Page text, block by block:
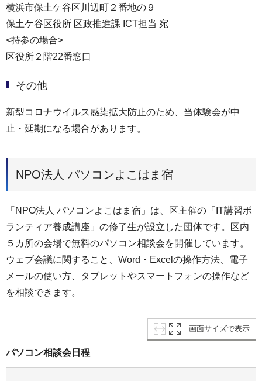
横浜市保土ケ谷区川辺町２番地の９
保土ケ谷区役所 区政推進課 ICT担当 宛
<持参の場合>
区役所２階22番窓口
その他
新型コロナウイルス感染拡大防止のため、当体験会が中
止・延期になる場合があります。
NPO法人 パソコンよこはま宿
「NPO法人 パソコンよこはま宿」は、区主催の「IT講習ボ
ランティア養成講座」の修了生が設立した団体です。区内
５カ所の会場で無料のパソコン相談会を開催しています。
ウェブ会議に関すること、Word・Excelの操作方法、電子
メールの使い方、タブレットやスマートフォンの操作など
を相談できます。
画面サイズで表示
パソコン相談会日程